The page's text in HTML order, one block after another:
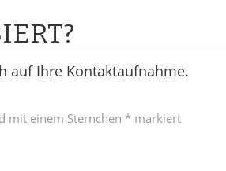
auf Ihre Kontaktaufnahme .
mit einem Sternchen * markiert